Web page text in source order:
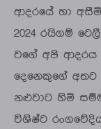
ආදරයේ හා
2024 රයිගම්
වගේ අපි
දෙනෙකුගේ
නළුවාට හිමි
විශිෂ්ට